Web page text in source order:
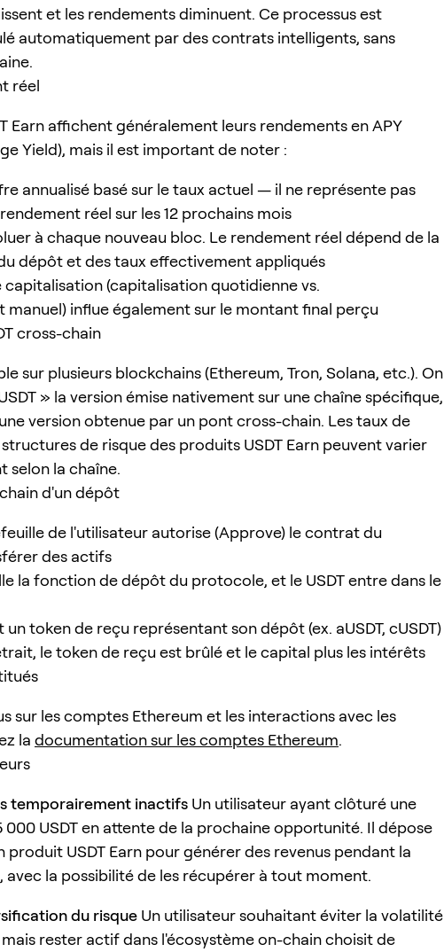
et les rendements diminuent. Ce processus est
automatiquement par des contrats intelligents, sans
réel
Earn affichent généralement leurs rendements en APY
Yield), mais il est important de noter :
annualisé basé sur le taux actuel — il ne représente pas
réel sur les 12 prochains mois
à chaque nouveau bloc. Le rendement réel dépend de la
dépôt et des taux effectivement appliqués
capitalisation (capitalisation quotidienne vs.
manuel) influe également sur le montant final perçu
cross-chain
sur plusieurs blockchains (Ethereum, Tron, Solana, etc.). On
» la version émise nativement sur une chaîne spécifique,
version obtenue par un pont cross-chain. Les taux de
de risque des produits USDT Earn peuvent varier
selon la chaîne.
d'un dépôt
de l'utilisateur autorise (Approve) le contrat du
des actifs
la fonction de dépôt du protocole, et le USDT entre dans le
token de reçu représentant son dépôt (ex. aUSDT, cUSDT)
le token de reçu est brûlé et le capital plus les intérêts
sur les comptes Ethereum et les interactions avec les
la documentation sur les comptes Ethereum.
temporairement inactifs Un utilisateur ayant clôturé une
USDT en attente de la prochaine opportunité. Il dépose
produit USDT Earn pour générer des revenus pendant la
avec la possibilité de les récupérer à tout moment.
du risque Un utilisateur souhaitant éviter la volatilité
rester actif dans l'écosystème on-chain choisit de